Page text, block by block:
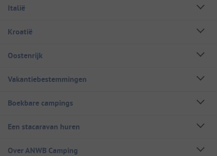
Italië
Kroatië
Oostenrijk
Vakantiebestemmingen
Boekbare campings
Een stacaravan huren
Over ANWB Camping